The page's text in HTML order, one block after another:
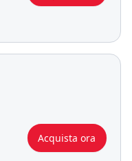
Acquista ora